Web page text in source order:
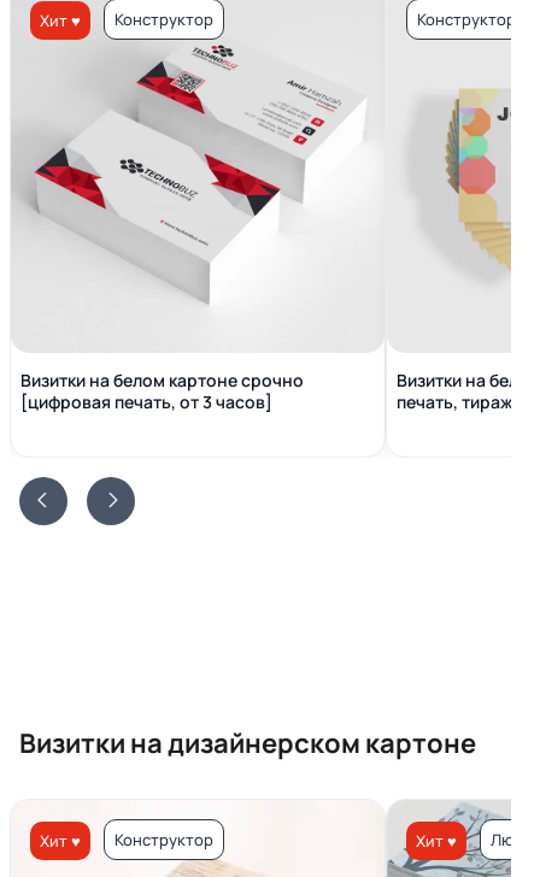
Хит ♥ Конструктор
Визитки на белом картоне срочно
[цифровая печать, от 3 часов]
Конструктор
Визитки на
печать, тираж
Визитки на дизайнерском картоне
Хит ♥ Конструктор Хит ♥ Люкс